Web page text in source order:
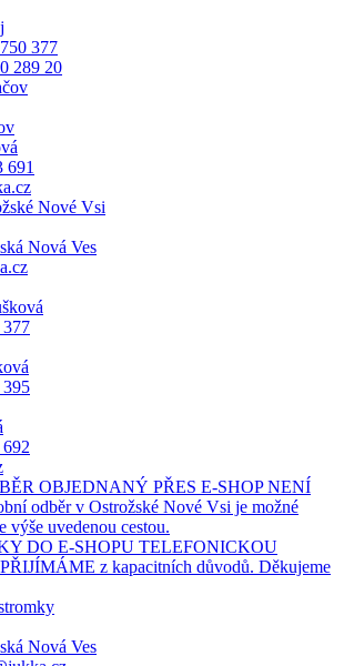
377
289 20
691
Nové Vsi
Nová Ves
OBJEDNANÝ PŘES E-SHOP NENÍ
odběr v Ostrožské Nové Vsi je možné
výše uvedenou cestou.
DO E-SHOPU TELEFONICKOU
z kapacitních důvodů. Děkujeme
Nová Ves